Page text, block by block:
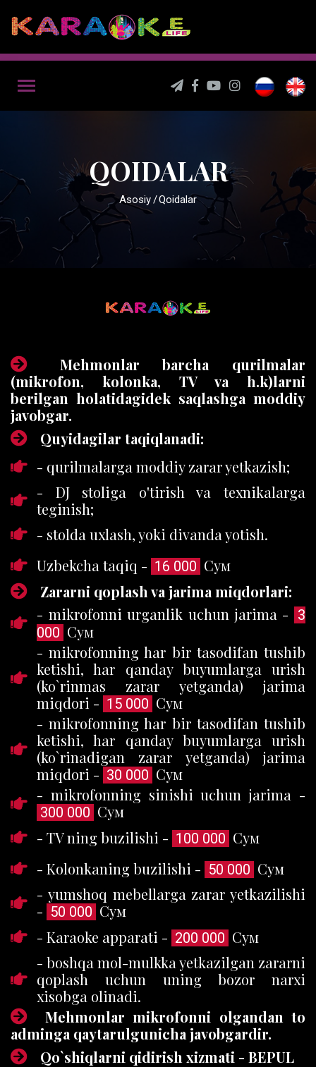
QOIDALAR
Asosiy Qoidalar
Mehmonlar barcha qurilmalar
(mikrofon, kolonka, TV va h.k)larni
berilgan holatidagidek saqlashga moddiy
javobgar.
Quyidagilar taqiqlanadi:
- qurilmalarga moddiy zarar yetkazish;
- DJ stoliga o'tirish va texnikalarga
teginish;
- stolda uxlash, yoki divanda yotish.
Uzbekcha taqiq - 16 000 Сум
Zararni qoplash va jarima miqdorlari:
- mikrofonni urganlik uchun jarima -
3
000 Сум
- mikrofonning har bir tasodifan tushib
ketishi, har qanday buyumlarga urish
(ko`rinmas zarar yetganda) jarima
miqdori - 15 000 Сум
- mikrofonning har bir tasodifan tushib
ketishi, har qanday buyumlarga urish
(ko`rinadigan zarar yetganda) jarima
miqdori - 30 000 Сум
- mikrofonning sinishi uchun jarima -
300 000 Сум
- TV ning buzilishi - 100 000 Сум
- Kolonkaning buzilishi - 50 000 Сум
- yumshoq mebellarga zarar yetkazilishi
- 50 000 Сум
- Karaoke apparati - 200 000 Сум
- boshqa mol-mulkka yetkazilgan zararni
qoplash uchun uning bozor narxi
xisobga olinadi.
Mehmonlar mikrofonni olgandan to
adminga qaytarulgunicha javobgardir.
Qo`shiqlarni qidirish xizmati - BEPUL